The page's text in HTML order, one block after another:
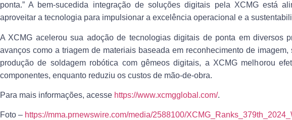
ponta.” A bem-sucedida integração de soluções digitais pela XCMG está
aproveitar a tecnologia para impulsionar a excelência operacional e a
A XCMG acelerou sua adoção de tecnologias digitais de ponta em diversos
avanços como a triagem de materiais baseada em reconhecimento de
produção de soldagem robótica com gêmeos digitais, a XCMG melhorou
componentes, enquanto reduziu os custos de mão-de-obra.
Para mais informações, acesse https://www.xcmgglobal.com/.
Foto – https://mma.prnewswire.com/media/2588100/